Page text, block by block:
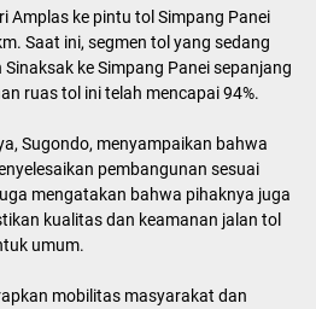
Amplas ke pintu tol Simpang Panei
Saat ini, segmen tol yang sedang
ke Simpang Panei sepanjang
ruas tol ini telah mencapai 94%.
Sugondo, menyampaikan bahwa
pembangunan sesuai
mengatakan bahwa pihaknya juga
kualitas dan keamanan jalan tol
umum.
mobilitas masyarakat dan